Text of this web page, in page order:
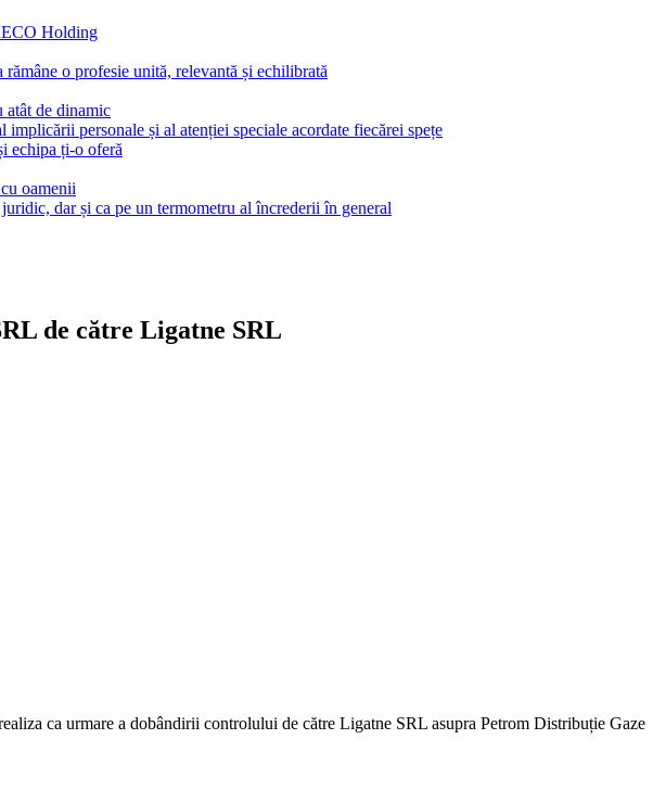
Holding
o profesie unită, relevantă și echilibrată
atât de dinamic
personale și al atenției speciale acordate fiecărei spețe
echipa ți-o oferă
oamenii
dar și ca pe un termometru al încrederii în general
de către Ligatne SRL
ca urmare a dobândirii controlului de către Ligatne SRL asupra Petrom Distribuție Gaze